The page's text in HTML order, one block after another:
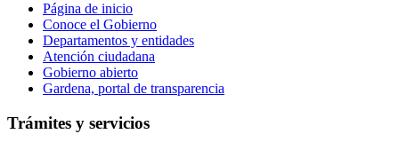
Página de inicio
Conoce el Gobierno
Departamentos y entidades
Atención ciudadana
Gobierno abierto
Gardena, portal de transparencia
Trámites y servicios